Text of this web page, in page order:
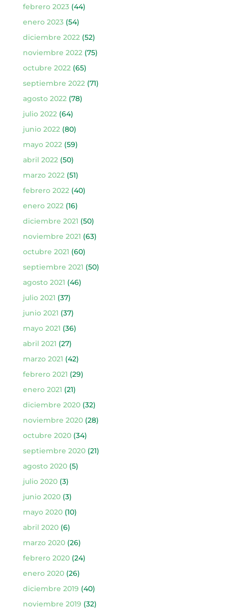
febrero 2023(44)
enero 2023(54)
diciembre 2022(52)
noviembre 2022(75)
octubre 2022(65)
septiembre 2022(71)
agosto 2022(78)
julio 2022(64)
junio 2022(80)
mayo 2022(59)
abril 2022(50)
marzo 2022(51)
febrero 2022(40)
enero 2022(16)
diciembre 2021 (50)
noviembre 2021 (63)
octubre 2021 (60)
septiembre 2021 (50)
agosto 2021 (46)
julio 2021 (37)
junio 2021 (37)
mayo 2021 (36)
abril 2021 (27)
marzo 2021 (42)
febrero 2021 (29)
enero 2021 (21)
diciembre 2020(32)
noviembre 2020(28)
octubre 2020(34)
septiembre 2020(21)
agosto 2020(5)
julio 2020(3)
junio 2020(3)
mayo 2020(10)
abril 2020(6)
marzo 2020(26)
febrero 2020(24)
enero 2020(26)
diciembre 2019 (40)
noviembre 2019 (32)